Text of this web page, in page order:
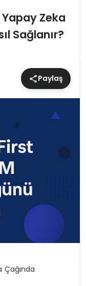
Zeka
Sağlanır?
Paylaş
Çağında